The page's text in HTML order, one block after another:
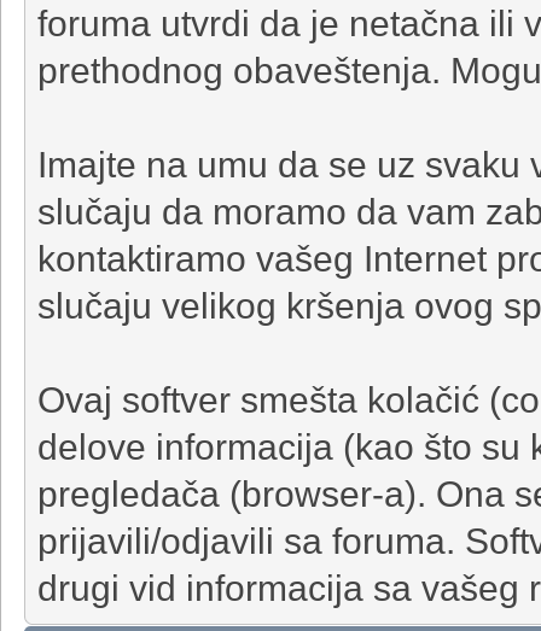
foruma utvrdi da je netačna ili
prethodnog obaveštenja.
Imajte na umu da se uz svaku
slučaju da moramo da vam
kontaktiramo vašeg Internet
slučaju velikog kršenja ovog
Ovaj softver smešta kolačić
delove informacija (kao što su
pregledača (browser-a). Ona
prijavili/odjavili sa foruma.
drugi vid informacija sa vašeg